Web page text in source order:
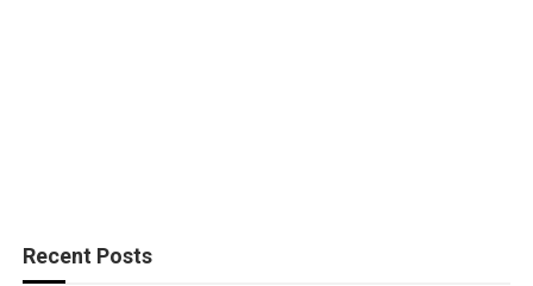
Recent Posts